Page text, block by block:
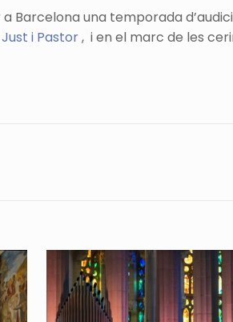
Barcelona una temporada
i Pastor, i en el marc de les